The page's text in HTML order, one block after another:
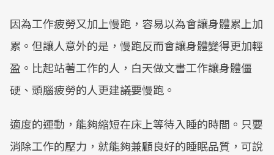
因為工作疲勞又加上慢跑，容易以為會讓身體累上加
累。但讓人意外的是，慢跑反而會讓身體變得更加輕
盈。比起站著工作的人，白天做文書工作讓身體僵
硬、頭腦疲勞的人更建議要慢跑。
適度的運動，能夠縮短在床上等待入睡的時間。只要
消除工作的壓力，就能夠兼顧良好的睡眠品質，可說